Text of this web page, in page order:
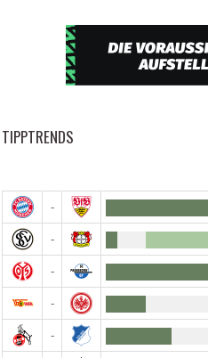
TIPPTRENDS
-
-
-
-
-